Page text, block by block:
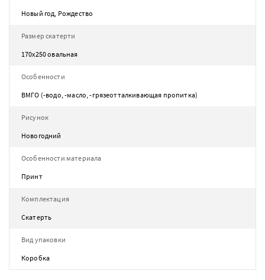
Новый год, Рождество
Размер скатерти
170х250 овальная
Особенности
ВМГО (-водо, -масло, -грязеотталкивающая пропитка)
Рисунок
Новогодний
Особенности материала
Принт
Комплектация
Скатерть
Вид упаковки
Коробка